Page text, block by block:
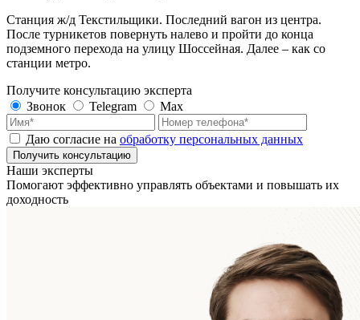
Станция ж/д Текстильщики. Последний вагон из центра.
После турникетов повернуть налево и пройти до конца
подземного перехода на улицу Шоссейная. Далее – как со
станции метро.
Получите консультацию эксперта
Звонок
Telegram Max
Даю согласие на обработку персональных данных
Получить консультацию
Наши эксперты
Помогают эффективно управлять объектами и повышать их
доходность